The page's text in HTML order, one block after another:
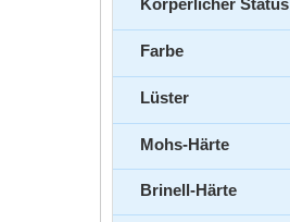
Körperlicher Status
Farbe
Lüster
Mohs-Härte
Brinell-Härte